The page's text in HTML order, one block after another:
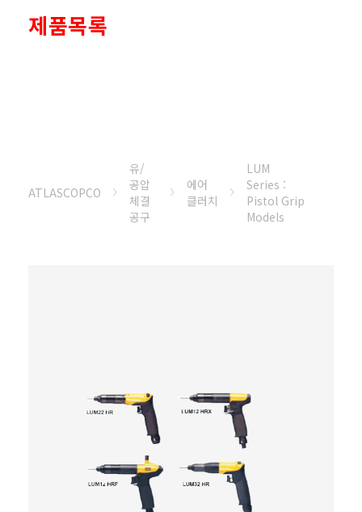
제품목록
ATLASCOPCO
유/
공압
체결
공구
에어
클러치
LUM
Series :
Pistol Grip
Models